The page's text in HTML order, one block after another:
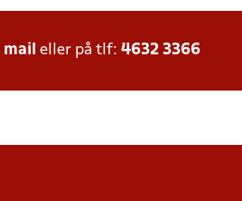
mail eller på tlf: 4632 3366